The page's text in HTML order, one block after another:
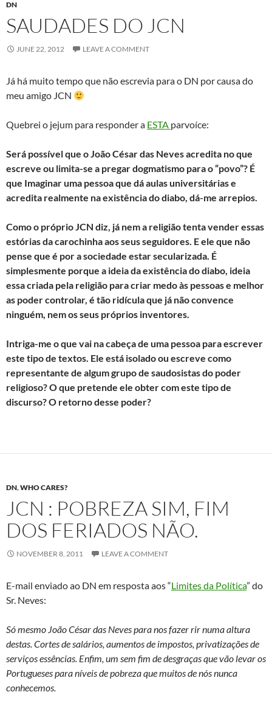
DN
SAUDADES DO JCN
JUNE 22, 2012 LEAVE A COMMENT
Já há muito tempo que não escrevia para o DN por causa do
meu amigo JCN
Quebrei o jejum para responder a ESTA parvoíce:
Será possível que o João César das Neves acredita no que
escreve ou limita-se a pregar dogmatismo para o “povo”? É
que Imaginar uma pessoa que dá aulas universitárias e
acredita realmente na existência do diabo, dá-me arrepios.
Como o próprio JCN diz, já nem a religião tenta vender essas
estórias da carochinha aos seus seguidores. E ele que não
pense que é por a sociedade estar secularizada. É
simplesmente porque a ideia da existência do diabo, ideia
essa criada pela religião para criar medo às pessoas e melhor
as poder controlar, é tão ridícula que já não convence
ninguém, nem os seus próprios inventores.
Intriga-me o que vai na cabeça de uma pessoa para escrever
este tipo de textos. Ele está isolado ou escreve como
representante de algum grupo de saudosistas do poder
religioso? O que pretende ele obter com este tipo de
discurso? O retorno desse poder?
DN,WHO CARES?
JCN : POBREZA SIM, FIM
DOS FERIADOS NÃO.
NOVEMBER 8, 2011 LEAVE A COMMENT
E-mail enviado ao DN em resposta aos “Limites da Política” do
Sr. Neves:
Só mesmo João César das Neves para nos fazer rir numa altura
destas. Cortes de salários, aumentos de impostos, privatizações de
serviços essências. Enfim, um sem fim de desgraças que vão levar os
Portugueses para níveis de pobreza que muitos de nós nunca
conhecemos.